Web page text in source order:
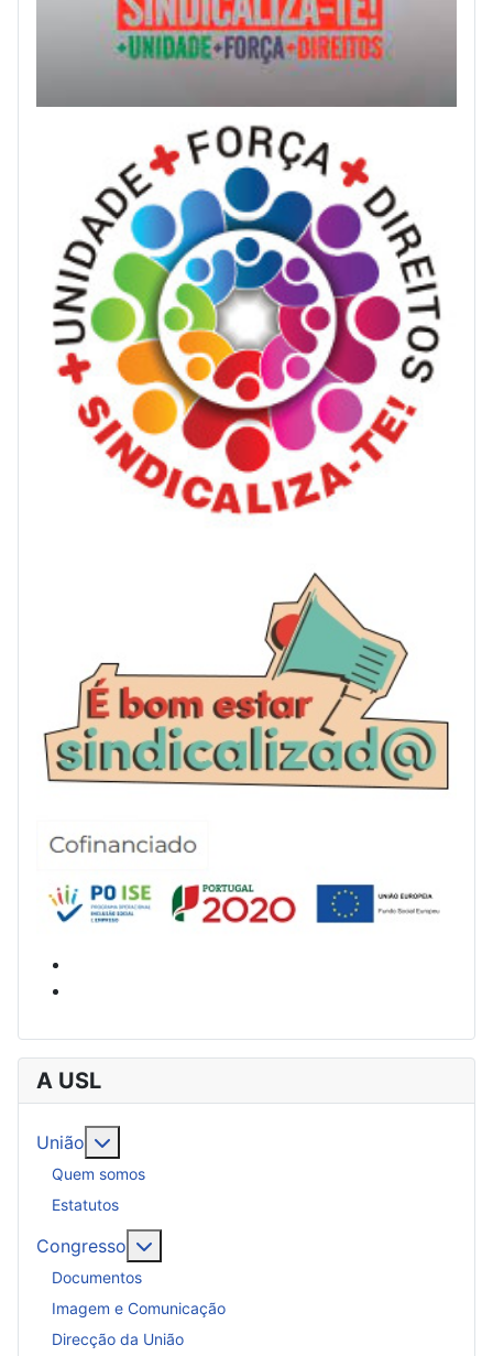
A USL
União
Quem somos
Estatutos
Congresso
Documentos
Imagem e Comunicação
Direcção da União